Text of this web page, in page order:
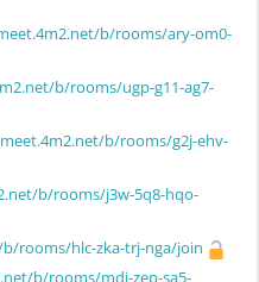
b/rooms/ary-om0-
b/rooms/ugp-g11-ag7-
b/rooms/g2j-ehv-
b/rooms/j3w-5q8-hqo-
rooms/hlc-zka-trj-nga/join